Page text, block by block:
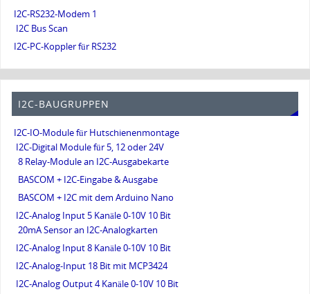
I2C-RS232-Modem 1
I2C Bus Scan
I2C-PC-Koppler für RS232
I2C-BAUGRUPPEN
I2C-IO-Module für Hutschienenmontage
I2C-Digital Module für 5, 12 oder 24V
8 Relay-Module an I2C-Ausgabekarte
BASCOM + I2C-Eingabe & Ausgabe
BASCOM + I2C mit dem Arduino Nano
I2C-Analog Input 5 Kanäle 0-10V 10 Bit
20mA Sensor an I2C-Analogkarten
I2C-Analog Input 8 Kanäle 0-10V 10 Bit
I2C-Analog-Input 18 Bit mit MCP3424
I2C-Analog Output 4 Kanäle 0-10V 10 Bit